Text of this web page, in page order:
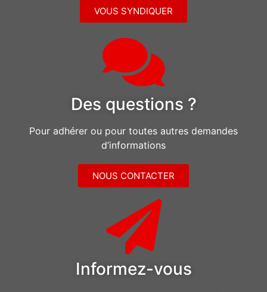
VOUS SYNDIQUER
Des questions ?
Pour adhérer ou pour toutes autres demandes
d’informations
NOUS CONTACTER
Informez-vous